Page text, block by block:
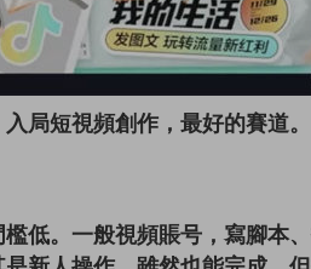
局短視頻創作，最好的賽道。
低。一般視頻賬号，寫腳本